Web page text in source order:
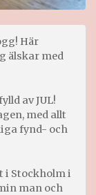
Här
älskar med
av JUL!
med allt
fynd- och
i Stockholm i
man och